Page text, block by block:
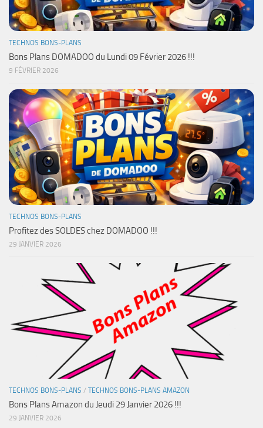
TECHNOS BONS-PLANS
Bons Plans DOMADOO du Lundi 09 Février 2026 !!!
9 FÉVRIER 2026
TECHNOS BONS-PLANS
Profitez des SOLDES chez DOMADOO !!!
29 JANVIER 2026
TECHNOS BONS-PLANS / TECHNOS BONS-PLANS AMAZON
Bons Plans Amazon du Jeudi 29 Janvier 2026 !!!
29 JANVIER 2026